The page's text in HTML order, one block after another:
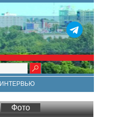
ИНТЕРВЬЮ
Фото